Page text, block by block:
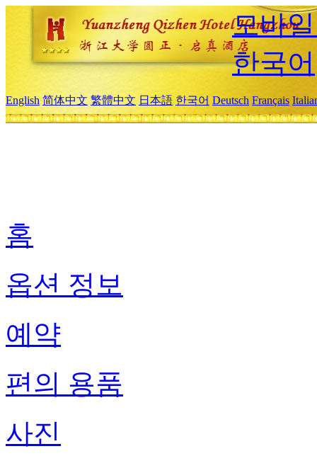
모바
한국어
English 简体中文 繁體中文 日本語 한국어 Deutsch Français
홈
옵션 정보
예약
편의 용품
사진